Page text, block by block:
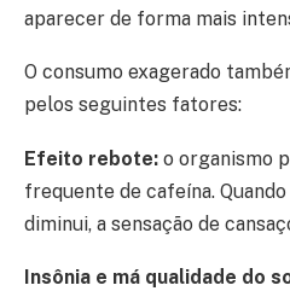
aparecer de forma mais
O consumo exagerado
pelos seguintes fatores:
Efeito rebote: o organismo
frequente de cafeína.
diminui, a sensação de
Insônia e má qualidade do